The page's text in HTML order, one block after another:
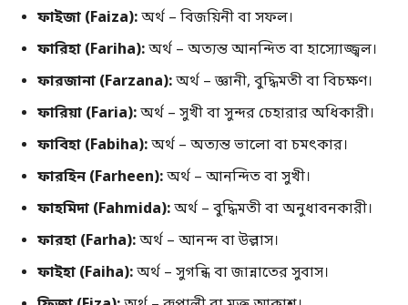
ফাইজা (Faiza):অর্থ – বিজয়িনী বা সফল।
ফারিহা (Fariha):অর্থ – অত্যন্ত আনন্দিত বা হাস্যোজ্জ্বল।
ফারজানা (Farzana):অর্থ – জ্ঞানী, বুদ্ধিমতী বা বিচক্ষণ।
ফারিয়া (Faria):অর্থ – সুখী বা সুন্দর চেহারার অধিকারী।
ফাবিহা (Fabiha):অর্থ – অত্যন্ত ভালো বা চমৎকার।
ফারহিন (Farheen):অর্থ – আনন্দিত বা সুখী।
ফাহমিদা (Fahmida):অর্থ – বুদ্ধিমতী বা অনুধাবনকারী।
ফারহা (Farha):অর্থ – আনন্দ বা উল্লাস।
ফাইহা (Faiha):অর্থ – সুগন্ধি বা জান্নাতের সুবাস।